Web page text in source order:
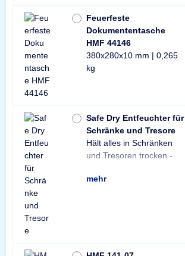
Feuerfeste
Dokumententasche
HMF 44146
380x280x10 mm | 0,265
kg
Safe Dry Entfeuchter für
Schränke und Tresore
Hält alles in Schränken
und Tresoren trocken -
Praktischer Entfeuchter
aus Naturgranulat für
Tresore und Schränke
gegen Rost, Schimmel
mehr